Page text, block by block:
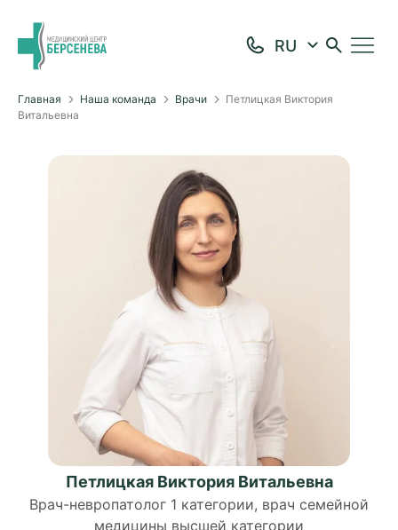
Главная Наша команда Врачи
Петлицкая Виктория
Витальевна
Петлицкая Виктория Витальевна
Врач-невропатолог 1 категории, врач семейной
медицины высшей категории